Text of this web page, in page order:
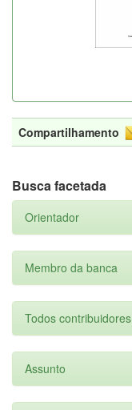
Compartilhamento
Busca facetada
Orientador
Membro da banca
Todos contribuidores
Assunto